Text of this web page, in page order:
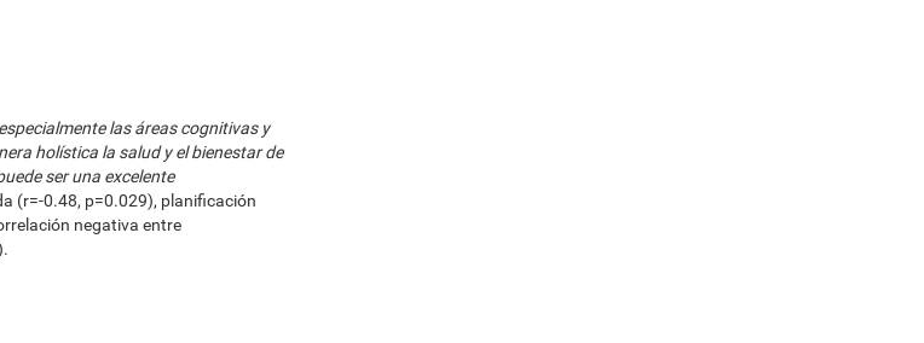
las áreas cognitivas y
holística la salud y el bienestar de
ser una excelente
(r=-0.48, p=0.029), planificación
negativa entre